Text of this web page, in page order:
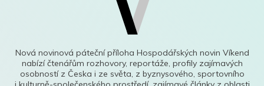
Nová novinová páteční příloha Hospodářských novin Víkend
nabízí čtenářům rozhovory, reportáže, profily zajímavých
osobností z Česka i ze světa, z byznysového, sportovního